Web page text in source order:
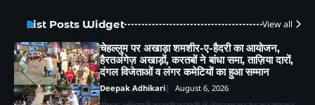
List Posts Widget View all
चेहल्लुम पर अखाड़ा शमशीर-ए-हैदरी का आयोजन,
हैरतअंगेज़ अखाड़ों, करतबों ने बांधा समा, ताज़िया दारों,
दंगल विजेताओं व लंगर कमेटियों का हुआ सम्मान
Deepak Adhikari August 6, 2026